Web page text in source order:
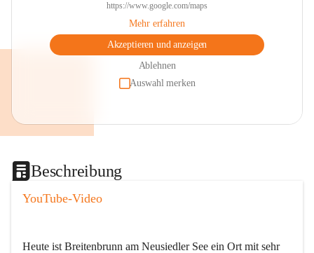
https://www.google.com/maps
Mehr erfahren
Akzeptieren und anzeigen
Ablehnen
Auswahl merken
Beschreibung
YouTube-Video
Heute ist Breitenbrunn am Neusiedler See ein Ort mit sehr